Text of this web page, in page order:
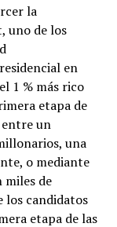
la
uno de los
en
1 % más rico
etapa de
entre un
una
o mediante
miles de
los candidatos
etapa de las